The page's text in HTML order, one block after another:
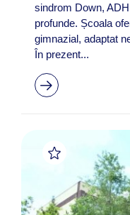
sindrom Down,
profunde. Școala
gimnazial, adaptat
În prezent...